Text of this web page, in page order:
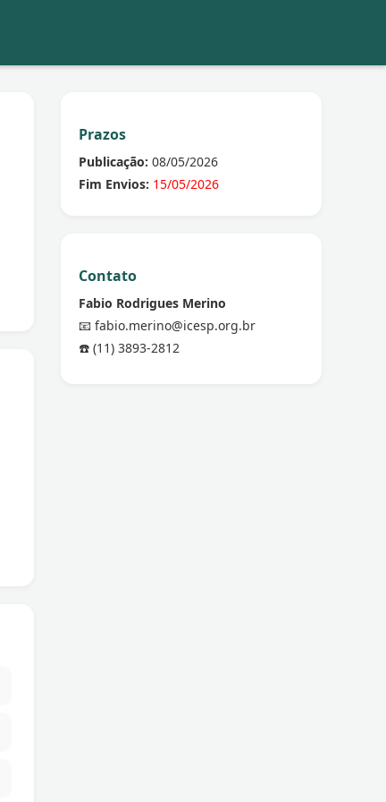
Prazos
Publicação: 08/05/2026
Fim Envios: 15/05/2026
Contato
Fabio Rodrigues Merino
📧 fabio.merino@icesp.org.br
☎️ (11) 3893-2812